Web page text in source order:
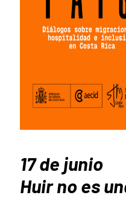
17 de junio
Huir no es